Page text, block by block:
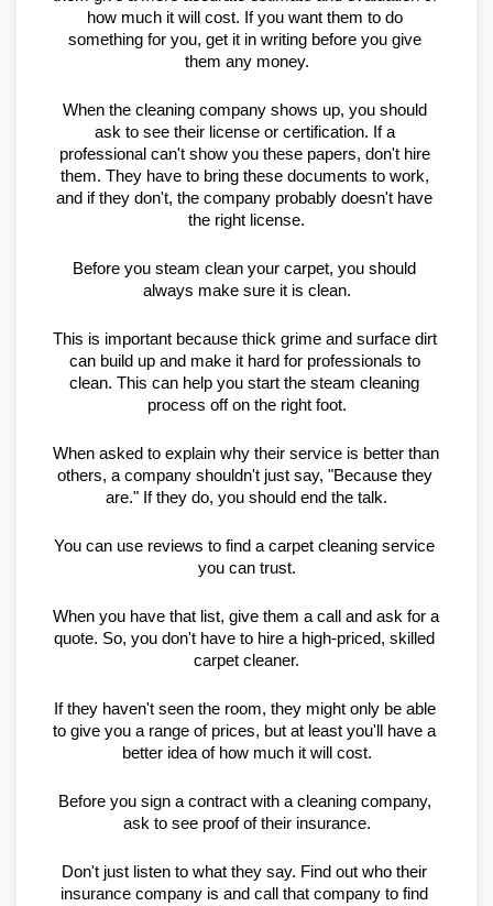
how much it will cost. If you want them to do
something for you, get it in writing before you give
them any money.
When the cleaning company shows up, you should
ask to see their license or certification. If a
professional can't show you these papers, don't hire
them. They have to bring these documents to work,
and if they don't, the company probably doesn't have
the right license.
Before you steam clean your carpet, you should
always make sure it is clean.
This is important because thick grime and surface dirt
can build up and make it hard for professionals to
clean. This can help you start the steam cleaning
process off on the right foot.
When asked to explain why their service is better than
others, a company shouldn't just say, "Because they
are." If they do, you should end the talk.
You can use reviews to find a carpet cleaning service
you can trust.
When you have that list, give them a call and ask for a
quote. So, you don't have to hire a high-priced, skilled
carpet cleaner.
If they haven't seen the room, they might only be able
to give you a range of prices, but at least you'll have a
better idea of how much it will cost.
Before you sign a contract with a cleaning company,
ask to see proof of their insurance.
Don't just listen to what they say. Find out who their
insurance company is and call that company to find